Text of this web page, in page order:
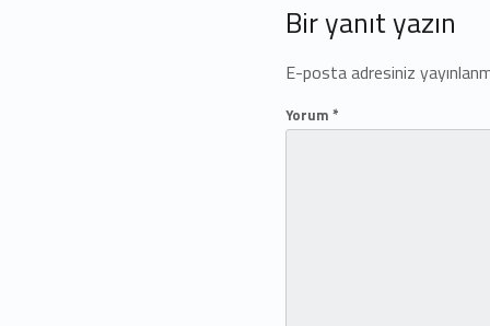
Bir yanıt yazın
E-posta adresiniz
Yorum*